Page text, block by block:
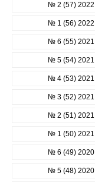
№ 2 (57) 2022
№ 1 (56) 2022
№ 6 (55) 2021
№ 5 (54) 2021
№ 4 (53) 2021
№ 3 (52) 2021
№ 2 (51) 2021
№ 1 (50) 2021
№ 6 (49) 2020
№ 5 (48) 2020